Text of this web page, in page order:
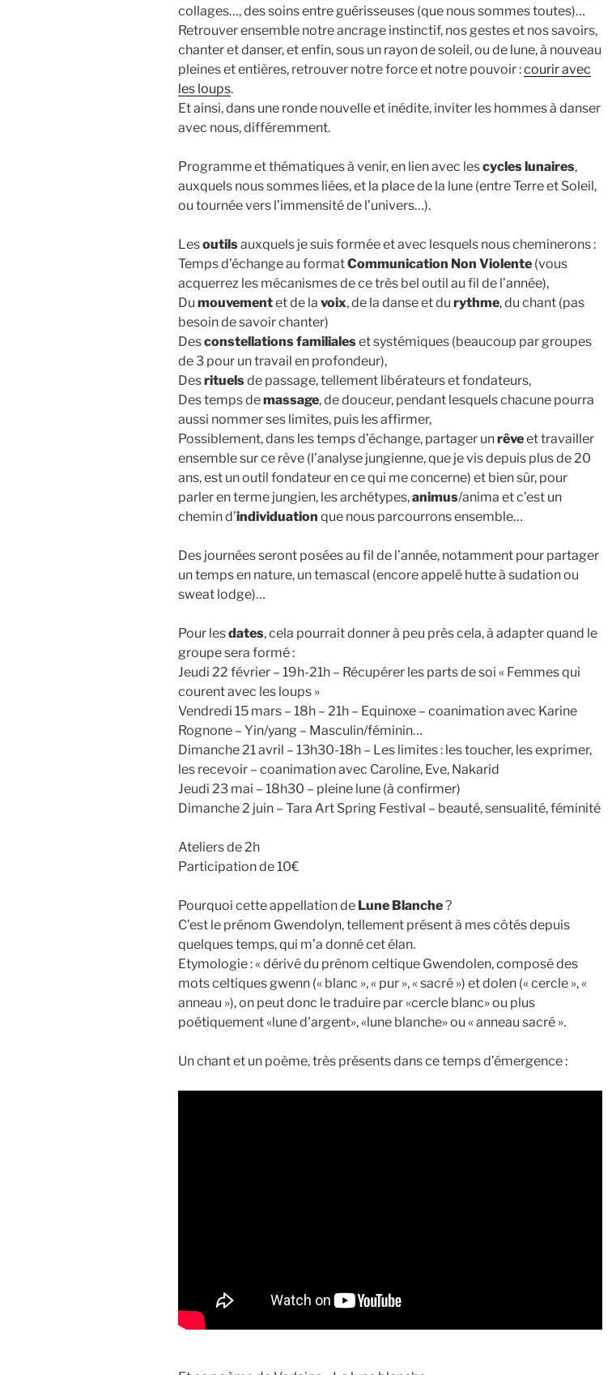
collages…, des soins entre guérisseuses (que nous sommes toutes)…
Retrouver ensemble notre ancrage instinctif, nos gestes et nos savoirs,
chanter et danser, et enfin, sous un rayon de soleil, ou de lune, à nouveau
pleines et entières, retrouver notre force et notre pouvoir :courir avec
les loups.
Et ainsi, dans une ronde nouvelle et inédite, inviter les hommes à danser
avec nous, différemment.
Programme et thématiques à venir, en lien avec lescycles lunaires,
auxquels nous sommes liées, et la place de la lune (entre Terre et Soleil,
ou tournée vers l’immensité de l’univers…).
Lesoutilsauxquels je suis formée et avec lesquels nous cheminerons :
Temps d’échange au formatCommunication Non Violente (vous
acquerrez les mécanismes de ce très bel outil au fil de l’année),
Du mouvementet de la voix, de la danse et du rythme, du chant (pas
besoin de savoir chanter)
Desconstellations familialeset systémiques (beaucoup par groupes
de 3 pour un travail en profondeur),
Desrituelsde passage, tellement libérateurs et fondateurs,
Des temps demassage, de douceur, pendant lesquels chacune pourra
aussi nommer ses limites, puis les affirmer,
Possiblement, dans les temps d’échange, partager unrêveet travailler
ensemble sur ce rêve (l’analyse jungienne, que je vis depuis plus de 20
ans, est un outil fondateur en ce qui me concerne) et bien sûr, pour
parler en terme jungien, les archétypes,animus/anima et c’est un
chemin d’individuation que nous parcourrons ensemble…
Des journées seront posées au fil de l’année, notamment pour partager
un temps en nature, un temascal (encore appelé hutte à sudation ou
sweat lodge)…
Pour lesdates, cela pourrait donner à peu près cela, à adapter quand le
groupe sera formé :
Jeudi 22 février – 19h-21h – Récupérer les parts de soi « Femmes qui
courent avec les loups »
Vendredi 15 mars – 18h – 21h – Equinoxe – coanimation avec Karine
Rognone – Yin/yang – Masculin/féminin…
Dimanche 21 avril – 13h30-18h – Les limites : les toucher, les exprimer,
les recevoir – coanimation avec Caroline, Eve, Nakarid
Jeudi 23 mai – 18h30 – pleine lune (à confirmer)
Dimanche 2 juin – Tara Art Spring Festival – beauté, sensualité, féminité
Ateliers de 2h
Participation de 10€
Pourquoi cette appellation de Lune Blanche?
C’est le prénom Gwendolyn, tellement présent à mes côtés depuis
quelques temps, qui m’a donné cet élan.
Etymologie : « dérivé du prénom celtique Gwendolen, composé des
mots celtiques gwenn (« blanc », « pur », « sacré ») et dolen (« cercle », «
anneau »), on peut donc le traduire par «cercle blanc» ou plus
poétiquement «lune d’argent», «lune blanche» ou « anneau sacré ».
Un chant et un poème, très présents dans ce temps d’émergence :